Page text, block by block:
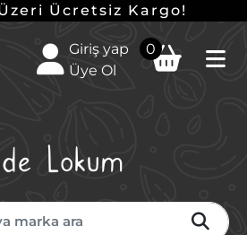
Ücretsiz Kargo!
Giriş yap
Üye Ol
0
Lokum